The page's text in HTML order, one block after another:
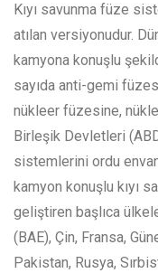
Kıyı savunma füze
atılan versiyonudur.
kamyona konuşlu
sayıda anti-gemi
nükleer füzesine,
Birleşik Devletleri
sistemlerini ordu
kamyon konuşlu kıyı
geliştiren başlıca
(BAE), Çin, Fransa,
Pakistan, Rusya,